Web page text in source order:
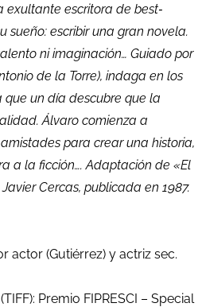
exultante escritora de best‐
sueño: escribir una gran novela.
ni imaginación… Guiado por
de la Torre), indaga en los
un día descubre que la
Álvaro comienza a
para crear una historia,
a la ficción…. Adaptación de «El
Cercas, publicada en 1987.
actor (Gutiérrez) y actriz sec.
Premio FIPRESCI – Special